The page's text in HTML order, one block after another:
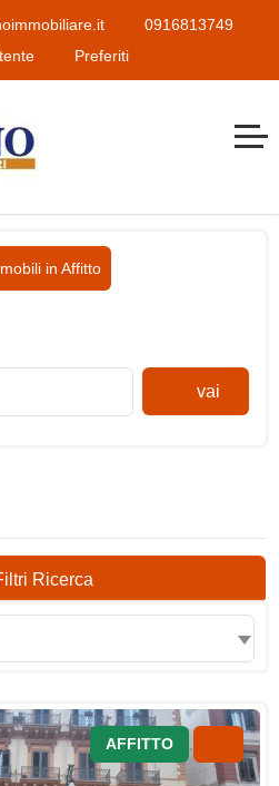
0916813749
Preferiti
in Affitto
vai
Ricerca
AFFITTO